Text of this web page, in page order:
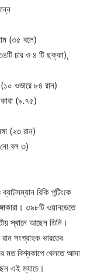
(৩৫ বলে)
চার ও ৪ টি ছক্কা),
(১০ ওভারে ৮৪ রান)
(৯.৭৫)
(২৩ রান)
নো বল ৩)
রিকি পন্টিংকে
৩৯৮টি ওয়ানডেতে
স্থানে আছেন তিনি।
সংগ্রাহক ভারতের
মত বিশ্বকাপে খেলতে আসা
এই ম্যাচে।